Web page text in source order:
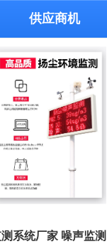
供应商机
系统厂家 噪声监测